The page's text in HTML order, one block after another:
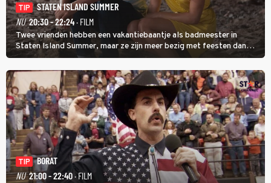
TIP
STATEN ISLAND SUMMER
NU 20:30 - 22:24· FILM
Twee vrienden hebben een vakantiebaantje als badmeester in
Staten Island Summer, maar ze zijn meer bezig met feesten dan
met werken.
TIP
BORAT
NU 21:00 - 22:40· FILM